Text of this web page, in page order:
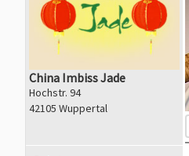
China Imbiss Jade
Hochstr. 94
42105 Wuppertal